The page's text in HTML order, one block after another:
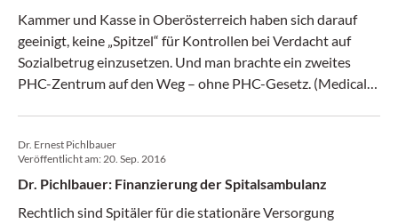
Kammer und Kasse in Oberösterreich haben sich darauf
geeinigt, keine „Spitzel“ für Kontrollen bei Verdacht auf
Sozialbetrug einzusetzen. Und man brachte ein zweites
PHC-Zentrum auf den Weg – ohne PHC-Gesetz. (Medical
Dr. Ernest Pichlbauer
Veröffentlicht am:20. Sep. 2016
Dr. Pichlbauer: Finanzierung der Spitalsambulanz
Rechtlich sind Spitäler für die stationäre Versorgung